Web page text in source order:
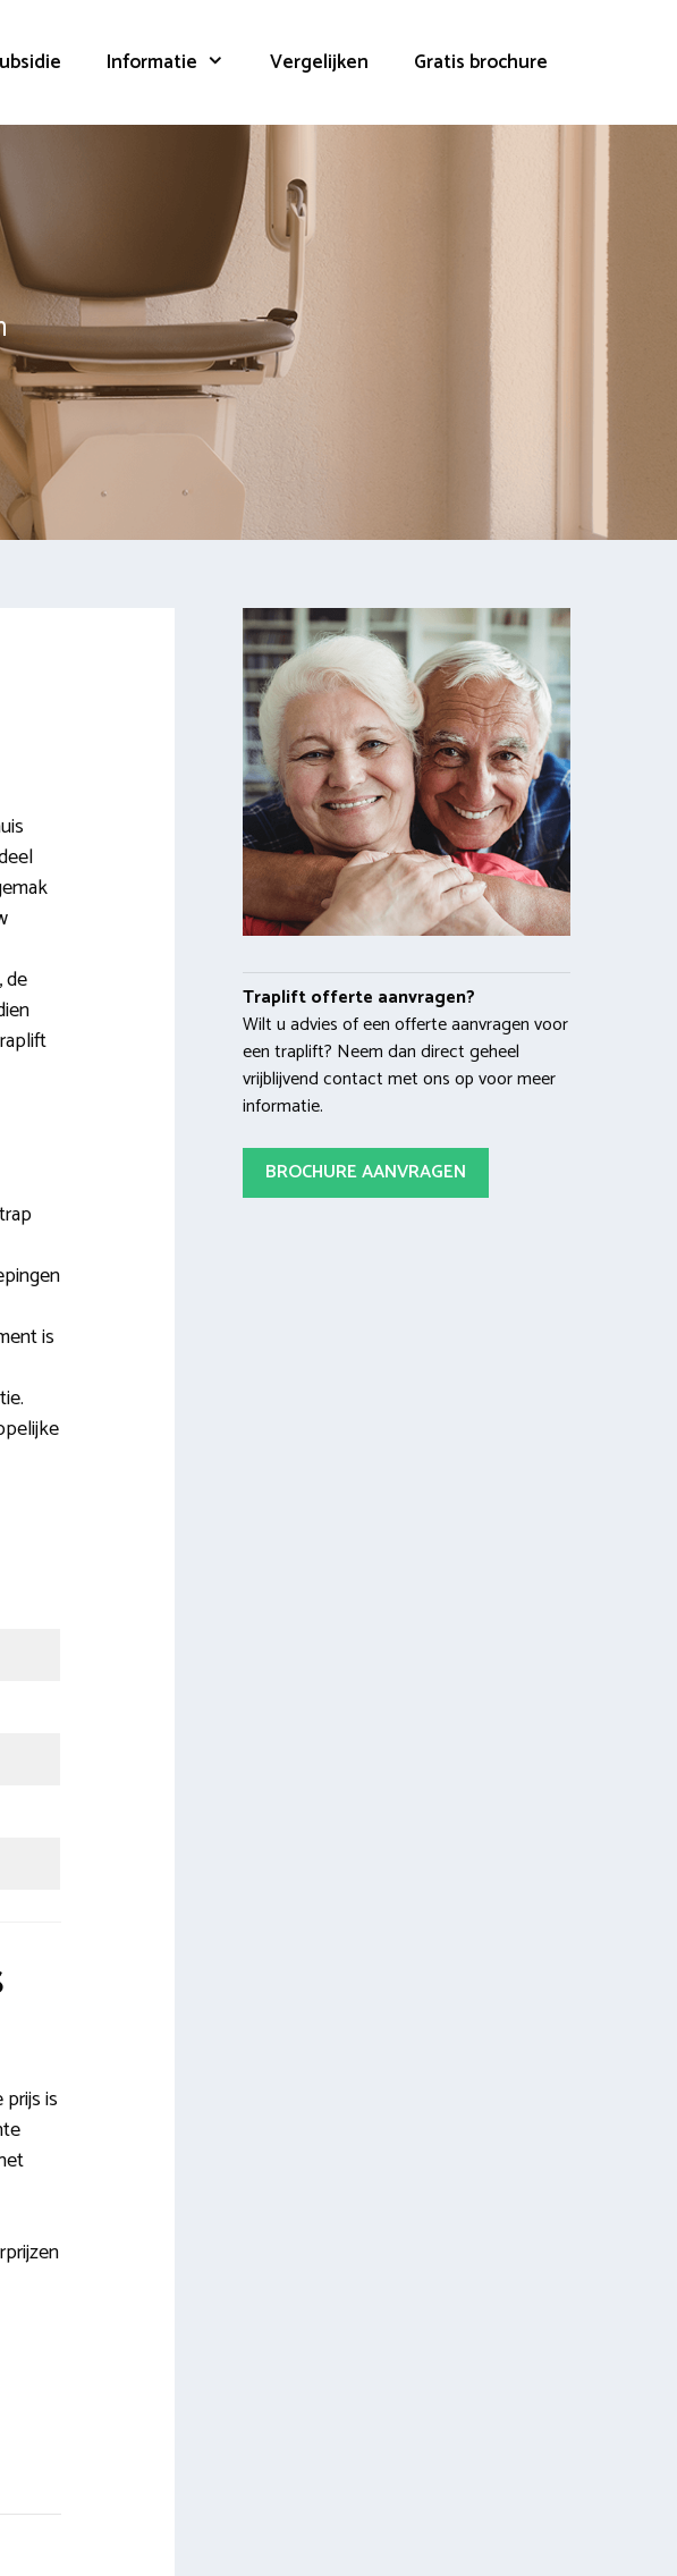
Informatie Vergelijken Gratis brochure
is
is
Traplift offerte aanvragen?
Wilt u advies of een offerte aanvragen voor
een traplift? Neem dan direct geheel
vrijblijvend contact met ons op voor meer
informatie.
BROCHURE AANVRAGEN